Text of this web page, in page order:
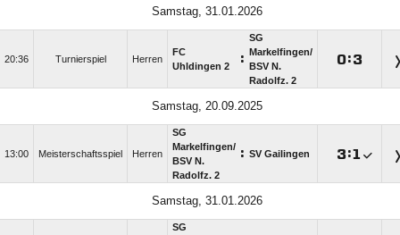
Samstag, 31.01.2026
20:36 Turnierspiel Herren
FC
Uhldingen 2
:
SG
Markelfingen/​
BSV N.
Radolfz. 2
:
Samstag, 20.09.2025
13:00 Meisterschaftsspiel Herren
SG
Markelfingen/​
BSV N.
Radolfz. 2
: SV Gailingen :
Samstag, 31.01.2026
SG